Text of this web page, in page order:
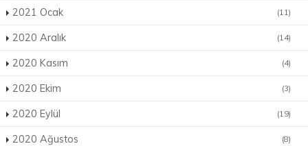
2021 Ocak (11)
2020 Aralık (14)
2020 Kasım (4)
2020 Ekim (3)
2020 Eylül (19)
2020 Ağustos (8)